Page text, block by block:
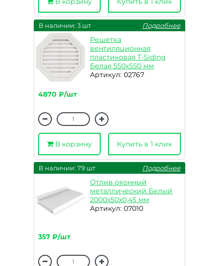
В наличии: 3 шт Подробнее
Решетка
вентиляционная
пластиковая T-Siding
Белая 550х550 мм
Артикул: 02767
4870 ₽/шт
В корзину Купить в 1 клик
В наличии: 79 шт Подробнее
Отлив оконный
металлический Белый
2000х50х0,45 мм
Артикул: 07010
357 ₽/шт